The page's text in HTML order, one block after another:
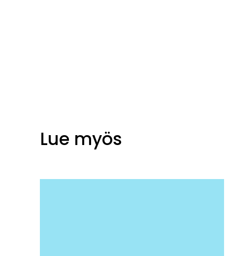
Lue myös